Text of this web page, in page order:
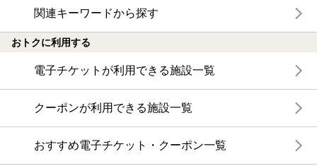
関連キーワードから探す
おトクに利用する
電子チケットが利用できる施設一覧
クーポンが利用できる施設一覧
おすすめ電子チケット・クーポン一覧